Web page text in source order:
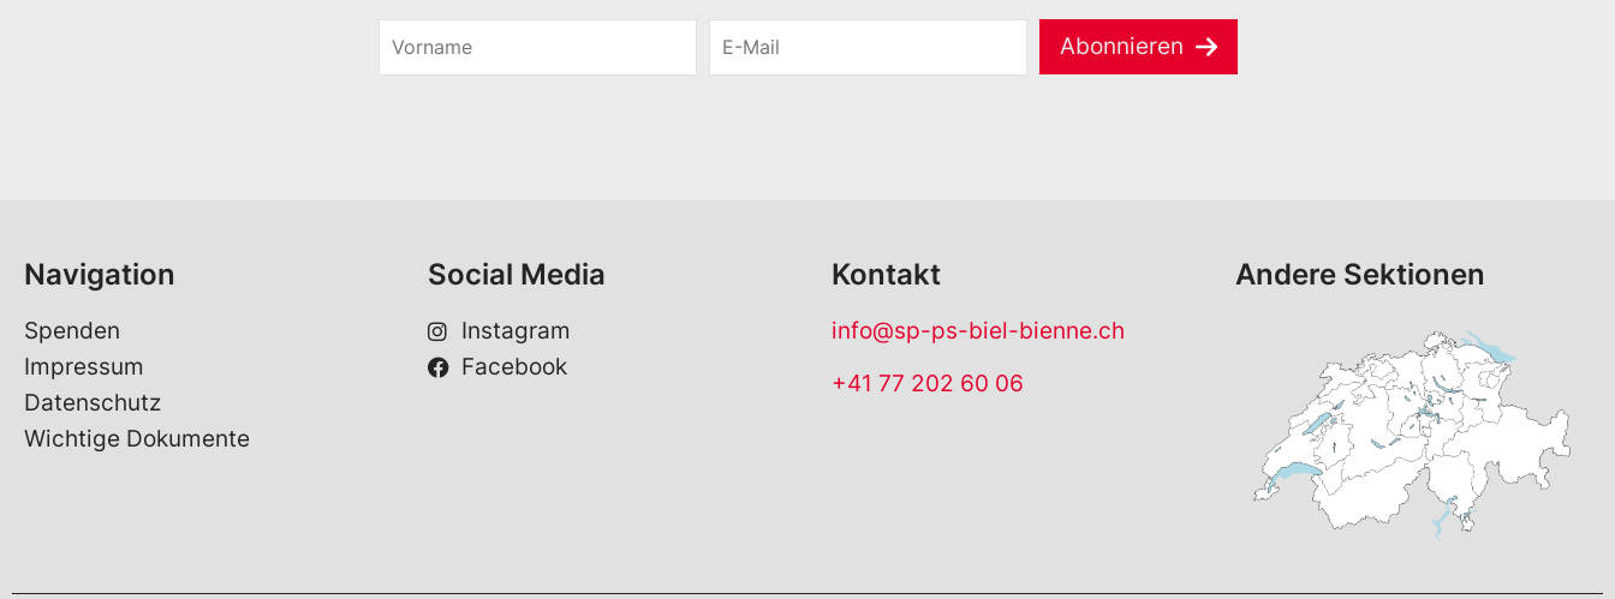
r
M
Abonnieren
Navigation
Spenden
Impressum
Datenschutz
Wichtige Dokumente
Social Media
Instagram
Facebook
Kontakt
info@sp-ps-biel-bienne.ch
+41 77 202 60 06
Andere Sektionen